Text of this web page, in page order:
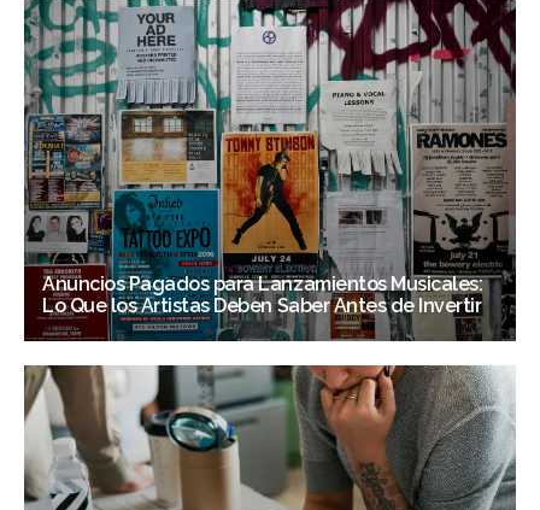
Anuncios Pagados para Lanzamientos Musicales:
Lo Que los Artistas Deben Saber Antes de Invertir